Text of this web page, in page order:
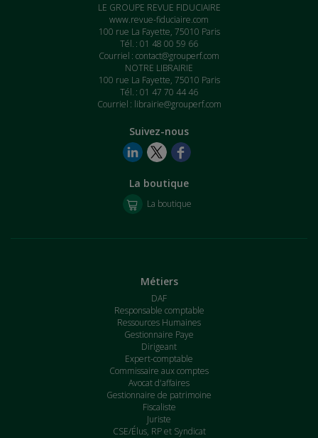
LE GROUPE REVUE FIDUCIAIRE
www.revue-fiduciaire.com
100 rue La Fayette, 75010 Paris
Tél. : 01 48 00 59 66
Courriel : contact@grouperf.com
NOTRE LIBRAIRIE
100 rue La Fayette, 75010 Paris
Tél. : 01 47 70 44 46
Courriel : librairie@grouperf.com
Suivez-nous
La boutique
La boutique
Métiers
DAF
Responsable comptable
Ressources Humaines
Gestionnaire Paye
Dirigeant
Expert-comptable
Commissaire aux comptes
Avocat d'affaires
Gestionnaire de patrimoine
Fiscaliste
Juriste
CSE/Élus, RP et Syndicat